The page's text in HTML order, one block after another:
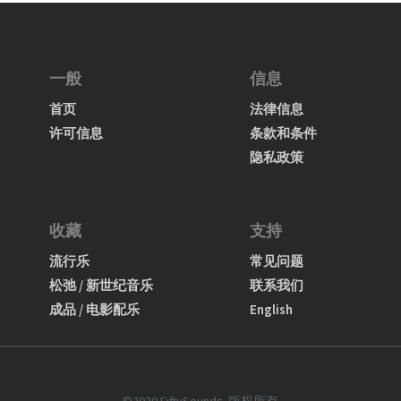
一般
首页
许可信息
信息
法律信息
条款和条件
隐私政策
收藏
流行乐
松弛 / 新世纪音乐
成品 / 电影配乐
支持
常见问题
联系我们
English